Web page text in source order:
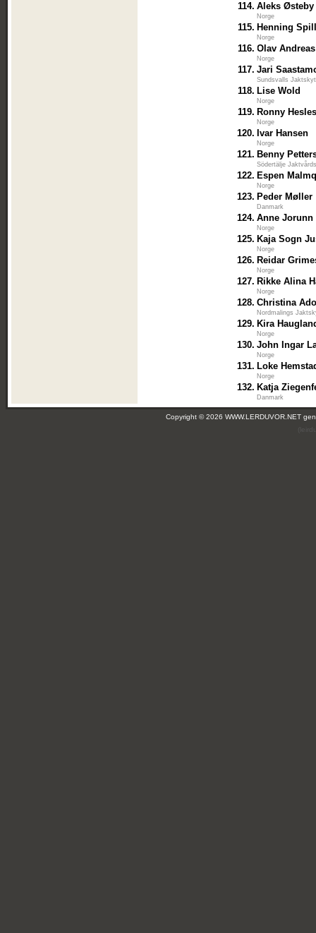
114. Aleks Østeby
Norge
115. Henning
Norge
116. Olav
Norge
117. Jari
Sundsvalls
118. Lise Wold
Norge
119. Ronny
Norge
120. Ivar Hansen
Norge
121. Benny
Södertälje
122. Espen
Norge
123. Peder Møller
Danmark
124. Anne Jorunn
Norge
125. Kaja Sogn
Norge
126. Reidar
Norge
127. Rikke Alina
Norge
128. Christina
Nordmalings
129. Kira
Norge
130. John Ingar
Norge
131. Loke
Norge
132. Katja
Danmark
Copyright © 2026 WWW.LERDUVOR.NET